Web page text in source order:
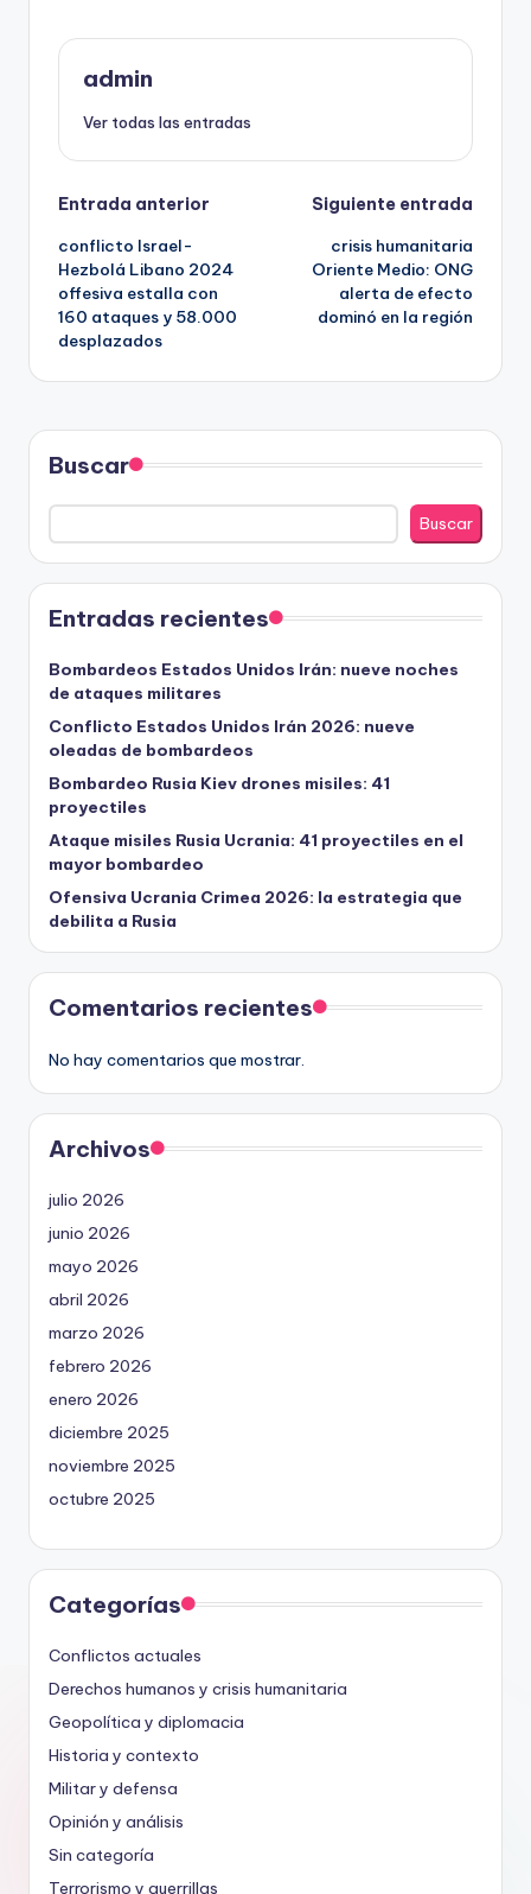
admin
Ver todas las entradas
Navegación
de
entradas
Entrada anterior
conflicto Israel-
Hezbolá Libano 2024
offesiva estalla con
160 ataques y 58.000
desplazados
Siguiente entrada
crisis humanitaria
Oriente Medio: ONG
alerta de efecto
dominó en la región
Buscar
Buscar
Entradas recientes
Bombardeos Estados Unidos Irán: nueve noches
de ataques militares
Conflicto Estados Unidos Irán 2026: nueve
oleadas de bombardeos
Bombardeo Rusia Kiev drones misiles: 41
proyectiles
Ataque misiles Rusia Ucrania: 41 proyectiles en el
mayor bombardeo
Ofensiva Ucrania Crimea 2026: la estrategia que
debilita a Rusia
Comentarios recientes
No hay comentarios que mostrar.
Archivos
julio 2026
junio 2026
mayo 2026
abril 2026
marzo 2026
febrero 2026
enero 2026
diciembre 2025
noviembre 2025
octubre 2025
Categorías
Conflictos actuales
Derechos humanos y crisis humanitaria
Geopolítica y diplomacia
Historia y contexto
Militar y defensa
Opinión y análisis
Sin categoría
Terrorismo y guerrillas